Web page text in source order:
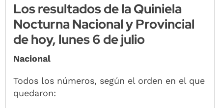
Los resultados de la Quiniela
Nocturna Nacional y Provincial
de hoy, lunes 6 de julio
Nacional
Todos los números, según el orden en el que
quedaron: